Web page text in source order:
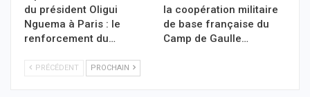
du président Oligui
Nguema à Paris : le
renforcement du…
la coopération militaire
de base française du
Camp de Gaulle…
PRÉCÉDENT PROCHAIN